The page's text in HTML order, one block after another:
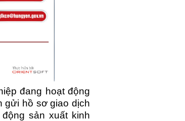
đang hoạt động
gửi hồ sơ giao dịch
sản xuất kinh